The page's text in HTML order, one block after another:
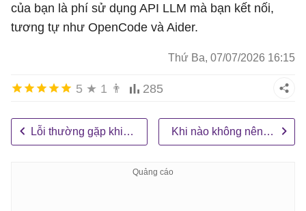
của bạn là phí sử dụng API LLM mà bạn kết nối,
tương tự như OpenCode và Aider.
Thứ Ba, 07/07/2026 16:15
5 ★ 1 👨 285
Lỗi thường gặp khi sử dụng Claude Code Skills Khi nào không nên sử dụng Claude Code?